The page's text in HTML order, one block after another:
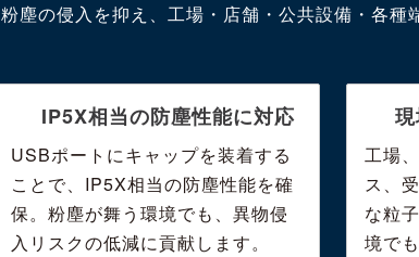
粉塵の侵入を抑え、工場・店舗・公共設備・各
IP5X相当の防塵性能に対応
USBポートにキャップを装着する
ことで、IP5X相当の防塵性能を確
保。粉塵が舞う環境でも、異物侵
入リスクの低減に貢献します。
工場
ス、
な粒
境で